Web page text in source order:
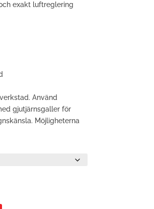
exakt luftreglering
Använd
gjutjärnsgaller för
Möjligheterna